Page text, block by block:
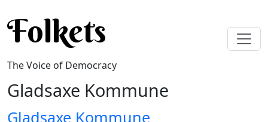
Folkets
The Voice of Democracy
Gladsaxe Kommune
Gladsaxe Kommune